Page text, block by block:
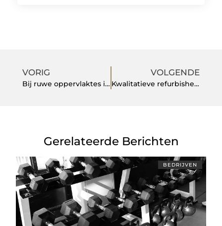
VORIG
Bij ruwe oppervlaktes is het contact oppervlak en hecht de hittebestendige lijm nog beter
VOLGENDE
Kwalitatieve refurbished computers koopt u bij deze aanbieder
Gerelateerde Berichten
BEDRIJVEN